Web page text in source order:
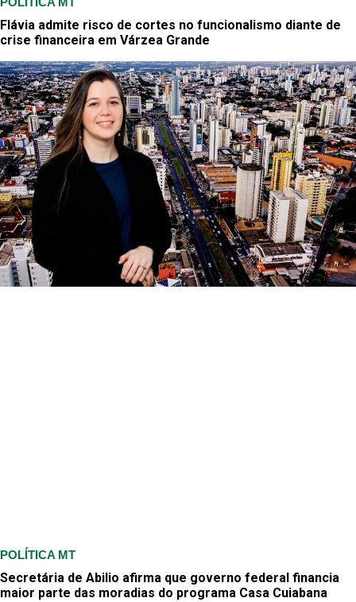
Flávia admite risco de cortes no funcionalismo diante de
crise financeira em Várzea Grande
POLÍTICA MT
Secretária de Abilio afirma que governo federal financia
maior parte das moradias do programa Casa Cuiabana